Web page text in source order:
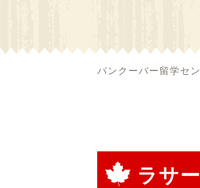
バンクーバー留学セ
ラサ